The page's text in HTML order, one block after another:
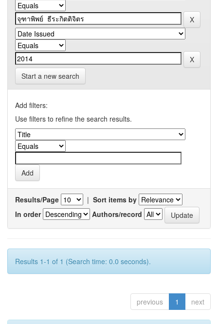
Start a new search
Add filters:
Use filters to refine the search results.
Results/Page | Sort items by
In order
Authors/record
Results 1-1 of 1 (Search time: 0.0 seconds).
previous 1 next